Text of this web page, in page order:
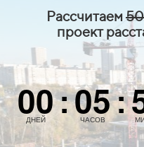
Рассчитаем
проект
00:
ДНЕЙ 05:
ЧАСОВ